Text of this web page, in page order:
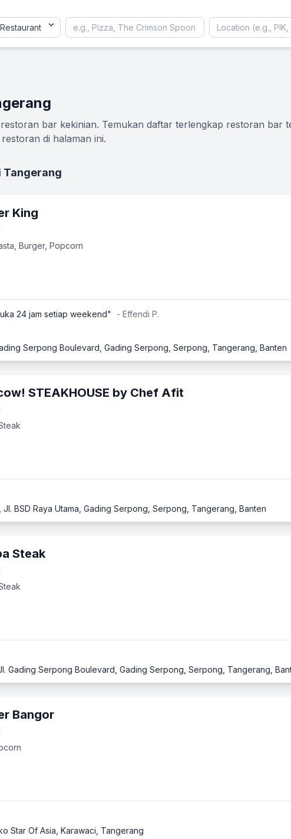
bar kekinian. Temukan daftar terlengkap restoran bar
di halaman ini.
Tangerang
King
Burger, Popcorn
24 jam setiap weekend"
- Effendi P.
Serpong Boulevard, Gading Serpong, Serpong, Tangerang, Banten
STEAKHOUSE by Chef Afit
Jl. BSD Raya Utama, Gading Serpong, Serpong, Tangerang, Banten
Steak
Gading Serpong Boulevard, Gading Serpong, Serpong, Tangerang,
Bangor
Star Of Asia, Karawaci, Tangerang